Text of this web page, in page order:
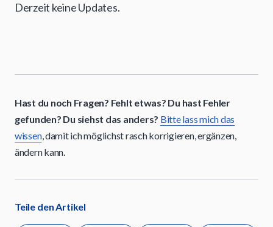
Derzeit keine Updates.
Hast du noch Fragen? Fehlt etwas? Du hast Fehler
gefunden? Du siehst das anders? Bitte lass mich das
wissen, damit ich möglichst rasch korrigieren, ergänzen,
ändern kann.
Teile den Artikel